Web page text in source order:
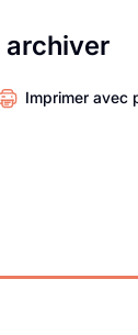
archiver
Imprimer avec